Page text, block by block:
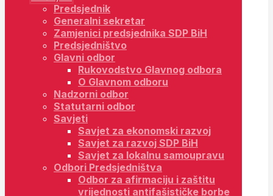
Predsjednik
Generalni sekretar
Zamjenici predsjednika SDP BiH
Predsjedništvo
Glavni odbor
Rukovodstvo Glavnog odbora
O Glavnom odboru
Nadzorni odbor
Statutarni odbor
Savjeti
Savjet za ekonomski razvoj
Savjet za razvoj SDP BiH
Savjet za lokalnu samoupravu
Odbori Predsjedništva
Odbor za afirmaciju i zaštitu
vrijednosti antifašističke borbe